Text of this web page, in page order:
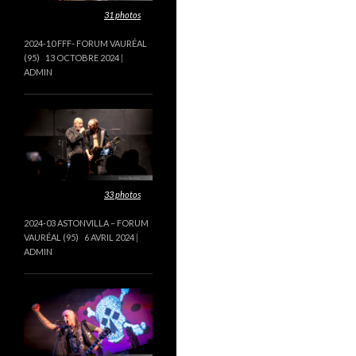
31 photos
2024-10 FFF- FORUM VAURÉAL
(95)
13 OCTOBRE 2024
ADMIN
33 photos
2024-03 ASTONVILLA – FORUM
VAURÉAL (95)
6 AVRIL 2024
ADMIN